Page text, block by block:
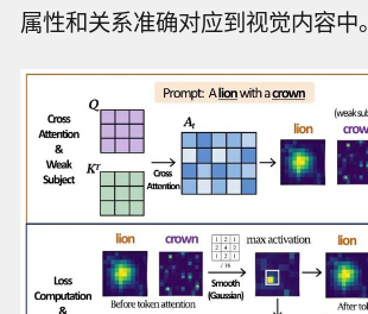
属性和关系准确对应到视觉内容中。